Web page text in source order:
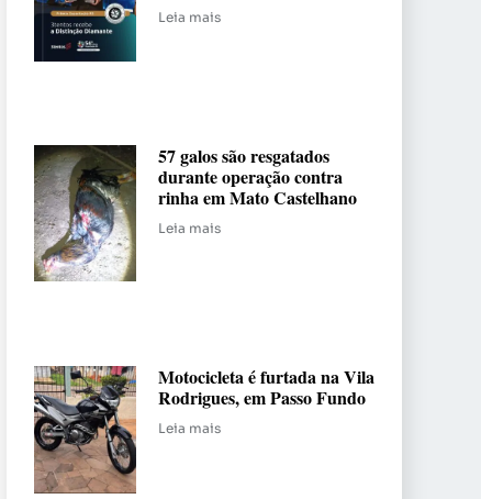
Leia mais
57 galos são resgatados
durante operação contra
rinha em Mato Castelhano
Leia mais
Motocicleta é furtada na Vila
Rodrigues, em Passo Fundo
Leia mais